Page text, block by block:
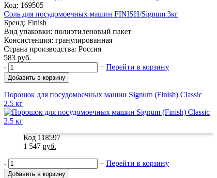
Код: 169505
Соль для посудомоечных машин FINISH/Signum 3кг
Бренд: Finish
Вид упаковки: полиэтиленовый пакет
Консистенция: гранулированная
Страна производства: Россия
583 руб.
-
+ Перейти в корзину
Добавить в корзину
Порошок для посудомоечных машин Signum (Finish) Classic
2.5 кг
Код 118597
1 547 руб.
- + Перейти в корзину
Добавить в корзину